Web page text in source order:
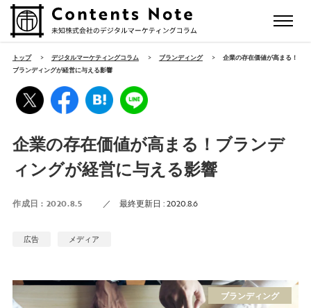
トップ> デジタルマーケティングコラム> ブランディング> 企業の存在価値が高まる！
ブランディングが経営に与える影響
企業の存在価値が高まる！ブランデ
ィングが経営に与える影響
作成日 : 2020.8.5 ／最終更新日 :2020.8.6
広告 メディア
ブランディング